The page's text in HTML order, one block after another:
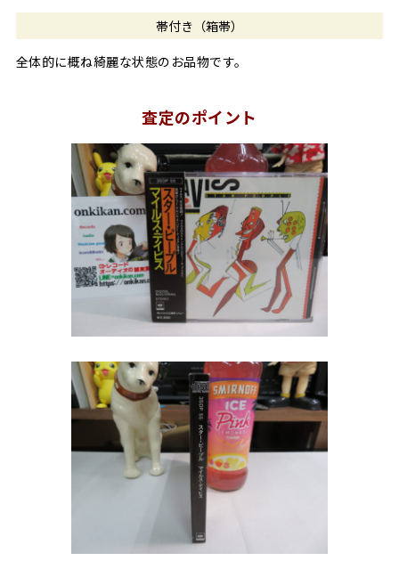
帯付き（箱帯）
全体的に概ね綺麗な状態のお品物です。
査定のポイント